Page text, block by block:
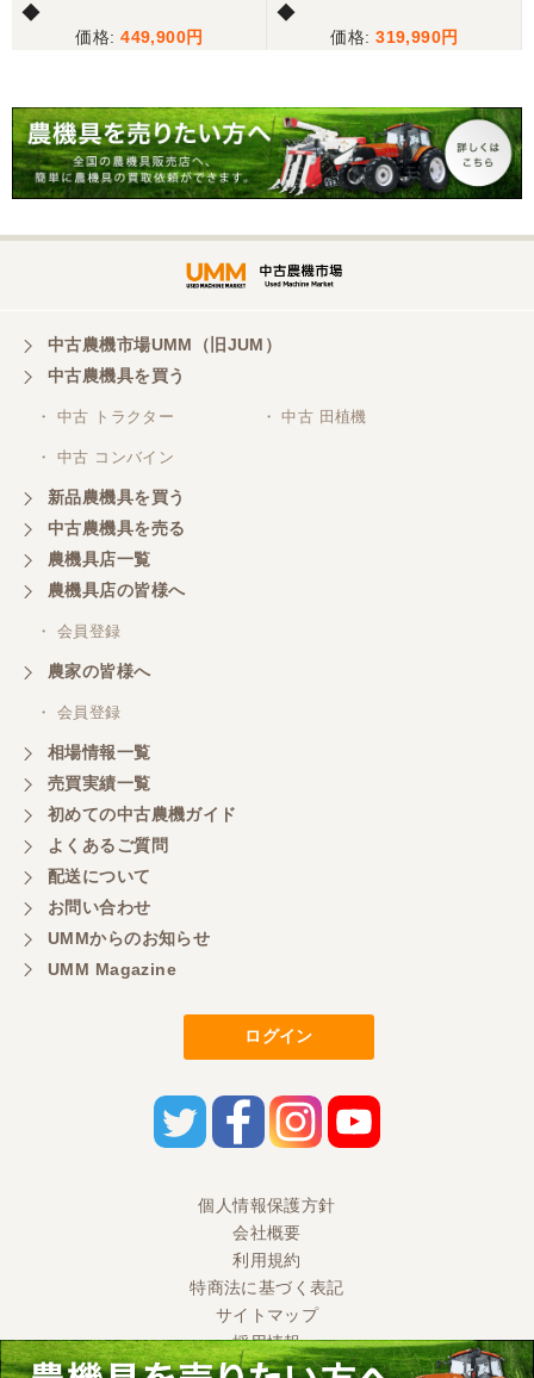
こちらの、対応も、よく、大変、満足、です。
三重県／谷本勝美
こちらの、対応、も、よくして、くれました。
対応も、よくしてくれました、有難うございまし
三重県／山本
対応ありがとうございました。
三重県／山本
共立シュレッターを受け取りました。 状態は問題な
く、エンジンも調子がよさそうです。 ありがとうご
ざいました。
三重県／
嫌な顔をせずに一生懸命頑張ってくれる中山さんに
感謝しています。ここで3台買いましたが、これから
もよろしくお願いしたいです。
三重県／
初めてコンバインを買いに行ったのですが、とても
明るい方に担当していただき細かく説明して下さっ
てとても嬉しかったです。
担当さんの説明が丁寧で分かりやすく、急な要望に
も迅速に対応して頂き非常に助かりました。
三重県／
とても良い対応でした。また利用したいです。
三重県／
◆
449,900
◆
319,990
中古農機市場UMM（旧JUM）
中古農機具を買う
・ 中古 トラクター ・ 中古 田植機
・ 中古 コンバイン
新品農機具を買う
中古農機具を売る
農機具店一覧
農機具店の皆様へ
・ 会員登録
農家の皆様へ
・ 会員登録
相場情報一覧
売買実績一覧
初めての中古農機ガイド
よくあるご質問
配送について
お問い合わせ
UMMからのお知らせ
UMM Magazine
ログイン
個人情報保護方針
会社概要
利用規約
特商法に基づく表記
サイトマップ
採用情報